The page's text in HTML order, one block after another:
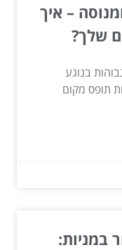
– איך
שלך?
בנוגע
תופס מקום
במניות: